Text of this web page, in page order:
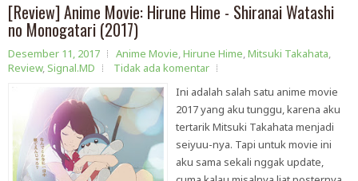
[Review] Anime Movie: Hirune Hime - Shiranai Watashi
no Monogatari (2017)
Desember 11, 2017 Anime Movie,Hirune Hime,Mitsuki Takahata,
Review, Signal.MD
Tidak ada komentar
Ini adalah salah satu anime movie
2017 yang aku tunggu, karena aku
tertarik Mitsuki Takahata menjadi
seiyuu-nya. Tapi untuk movie ini
aku sama sekali nggak update,